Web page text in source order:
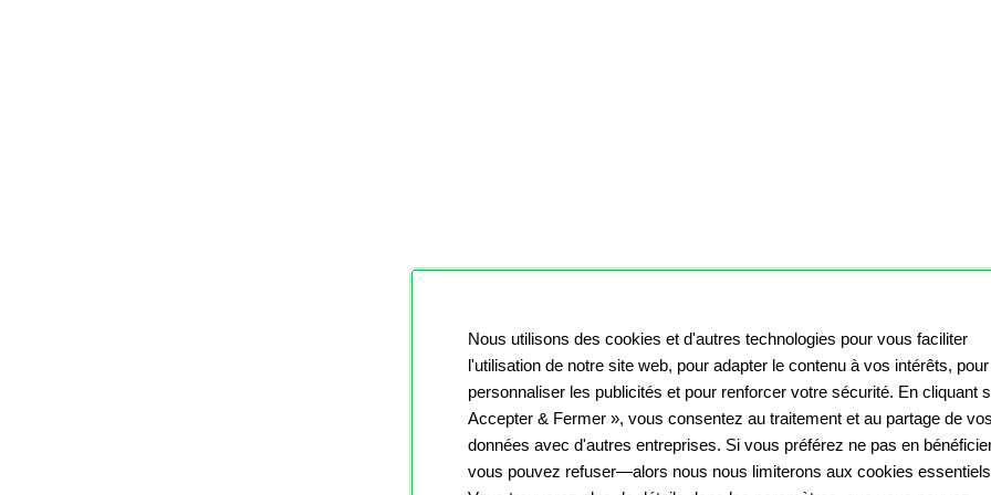
Nous utilisons des cookies et d'autres technologies pour vous faciliter
l'utilisation de notre site web, pour adapter le contenu à vos intérêts, pour
personnaliser les publicités et pour renforcer votre sécurité. En cliquant
Accepter & Fermer », vous consentez au traitement et au partage de vos
données avec d'autres entreprises. Si vous préférez ne pas en
vous pouvez refuser—alors nous nous limiterons aux cookies